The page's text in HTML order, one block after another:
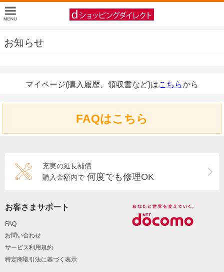
お知らせ
マイページ(購入履歴、領収書など)はこちらから
FAQはこちら
充実の延長補償
購入金額内で 何度でも修理OK
お客さまサポート
FAQ
お問い合わせ
サービス利用規約
特定商取引法に基づく表示